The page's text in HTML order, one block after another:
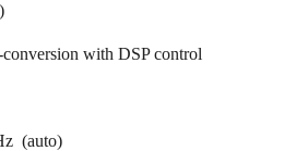
with DSP control
(auto)